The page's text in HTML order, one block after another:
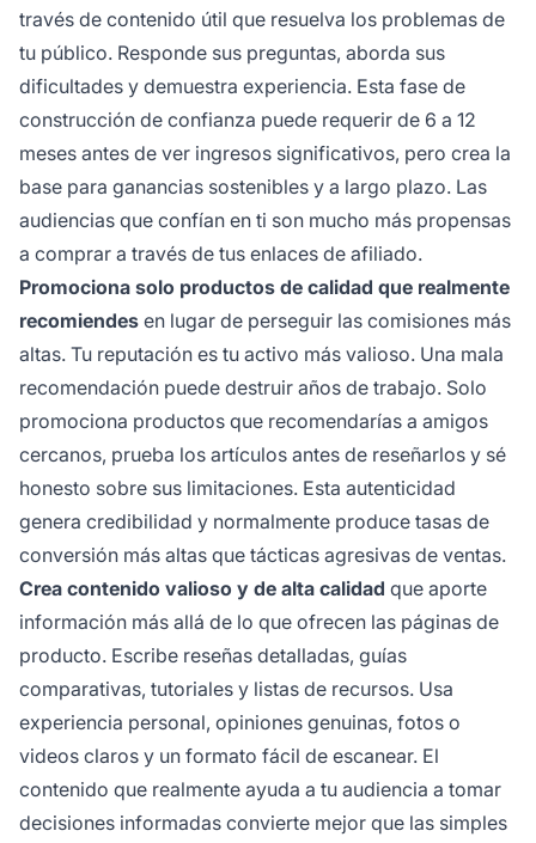
través de contenido útil que resuelva los problemas de
tu público. Responde sus preguntas, aborda sus
dificultades y demuestra experiencia. Esta fase de
construcción de confianza puede requerir de 6 a 12
meses antes de ver ingresos significativos, pero crea la
base para ganancias sostenibles y a largo plazo. Las
audiencias que confían en ti son mucho más propensas
a comprar a través de tus enlaces de afiliado.
Promociona solo productos de calidad que realmente
recomiendes en lugar de perseguir las comisiones más
altas. Tu reputación es tu activo más valioso. Una mala
recomendación puede destruir años de trabajo. Solo
promociona productos que recomendarías a amigos
cercanos, prueba los artículos antes de reseñarlos y sé
honesto sobre sus limitaciones. Esta autenticidad
genera credibilidad y normalmente produce tasas de
conversión más altas que tácticas agresivas de ventas.
Crea contenido valioso y de alta calidad que aporte
información más allá de lo que ofrecen las páginas de
producto. Escribe reseñas detalladas, guías
comparativas, tutoriales y listas de recursos. Usa
experiencia personal, opiniones genuinas, fotos o
videos claros y un formato fácil de escanear. El
contenido que realmente ayuda a tu audiencia a tomar
decisiones informadas convierte mejor que las simples